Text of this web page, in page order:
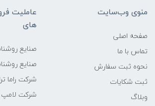
منوی وب‌سایت
صفحه اصلی
تماس با ما
نحوه ثبت سفارش
ثبت شکایات
وبلاگ
عاملیت
های
صنایع
صنایع
شرکت راما
شرکت لامپ